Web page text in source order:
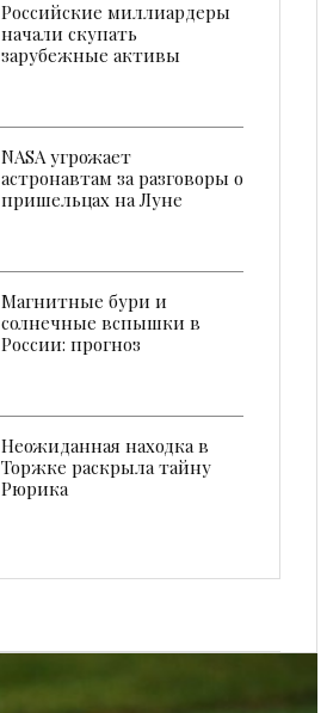
Российские миллиардеры
начали скупать
зарубежные активы
NASA угрожает
астронавтам за разговоры о
пришельцах на Луне
Магнитные бури и
солнечные вспышки в
России: прогноз
Неожиданная находка в
Торжке раскрыла тайну
Рюрика